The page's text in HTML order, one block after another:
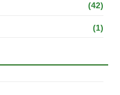
(42)
(1)